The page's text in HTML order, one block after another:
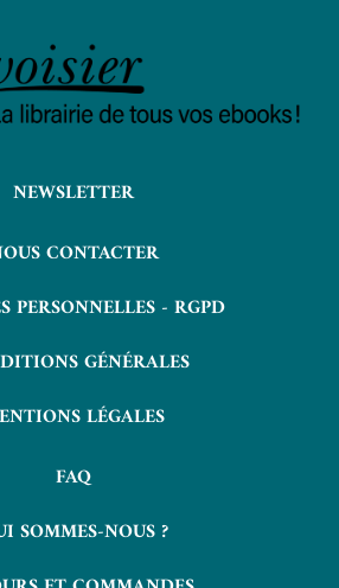
NEWSLETTER
CONTACTER
PERSONNELLES - RGPD
GÉNÉRALES
LÉGALES
FAQ
SOMMES-NOUS ?